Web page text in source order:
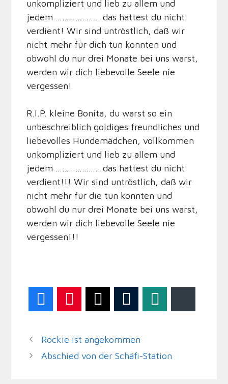
unkompliziert und lieb zu allem und
jedem ……………….. das hattest du nicht
verdient! Wir sind untröstlich, daß wir
nicht mehr für dich tun konnten und
obwohl du nur drei Monate bei uns warst,
werden wir dich liebevolle Seele nie
vergessen!
R.I.P. kleine Bonita, du warst so ein
unbeschreiblich goldiges freundliches und
liebevolles Hundemädchen, vollkommen
unkompliziert und lieb zu allem und
jedem ……………….. das hattest du nicht
verdient!!! Wir sind untröstlich, daß wir
nicht mehr für die tun konnten und
obwohl du nur drei Monate bei uns warst,
werden wir dich liebevolle Seele nie
vergessen!!!
Rockie ist angekommen
Abschied von der Schäfi-Station